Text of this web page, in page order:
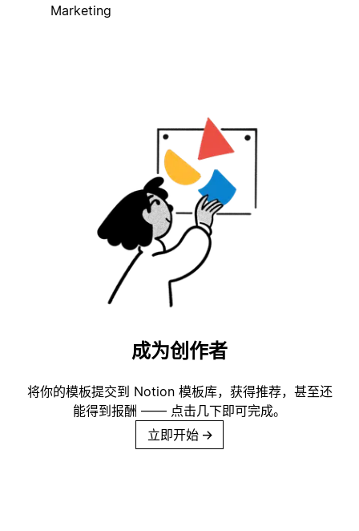
Marketing
成为创作者
将你的模板提交到 Notion 模板库，获得推荐，甚至还
能得到报酬 —— 点击几下即可完成。
立即开始 →